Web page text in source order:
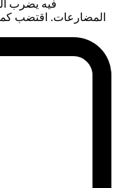
فيه يضرب
المضارعات. اقتضب